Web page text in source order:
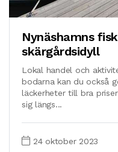
Nynäshamns
skärgårdsidyll
Lokal handel och
bodarna kan du också
läckerheter till bra
sig längs...
24 oktober 2023